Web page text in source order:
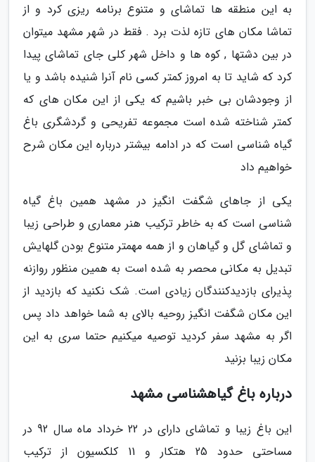
به این منطقه ها تماشای و متنوع برنامه ریزی کرد و از
تماشا مکان های تازه لذت برد . فقط در شهر مشهد میتوان
در بین دشتها , کوه ها و داخل شهر کلی جای تماشای پیدا
کرد که شاید تا به امروز کمتر کسی نام آنرا شنیده باشد و یا
از وجودشان بی خبر باشیم که یکی از این مکان های که
کمتر شناخته شده است مجموعه تفریحی و گردشگری باغ
گیاه شناسی است که در ادامه بیشتر درباره این مکان شرح
خواهیم داد
یکی از جاهای شگفت انگیز در مشهد همین باغ گیاه
شناسی است که به خاطر ترکیب هنر معماری و طراحی زیبا
و تماشای گل و گیاهان و از همه مهمتر متنوع بودن گلهایش
تبدیل به مکانی محصر به شده است به همین منظور روازنه
پذیرای بازدیدکنندگان زیادی است. شک نکنید که بازدید از
این مکان شگفت انگیز روحیه بالای به شما خواهد داد پس
اگر به مشهد سفر کردید توصیه میکنیم حتما سری به این
مکان زیبا بزنید
درباره باغ گیاهشناسی مشهد
این باغ زیبا و تماشای دارای در 22 خرداد ماه سال 92 در
مساحتی حدود 25 هتکار و 11 کلکسیون از ترکیب